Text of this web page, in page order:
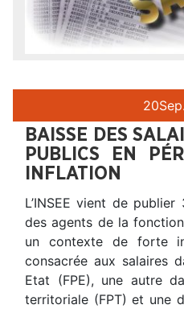
20Sep.
BAISSE DES
PUBLICS EN
INFLATION
L’INSEE vient de
des agents de la
un contexte de forte
consacrée aux salaires
Etat (FPE), une autre
territoriale (FPT) et une